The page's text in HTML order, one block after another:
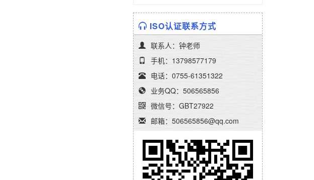
ISO认证联系方式
联系人：钟老师
手机：13798577179
电话：0755-61351322
业务QQ：506565856
微信号：GBT27922
邮箱：506565856@qq.com